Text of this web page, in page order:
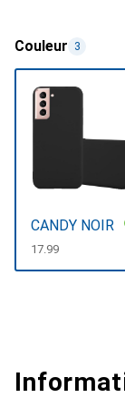
Couleur 3
CANDY NOIR
CHF
17.99